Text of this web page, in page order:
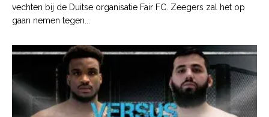
vechten bij de Duitse organisatie Fair FC. Zeegers zal het op
gaan nemen tegen...